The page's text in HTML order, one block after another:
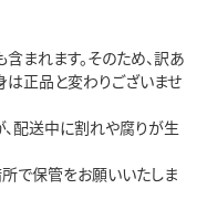
まれます。そのため、訳あ
は正品と変わりございませ
配送中に割れや腐りが生
で保管をお願いいたしま